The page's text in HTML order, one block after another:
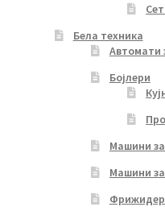
Бела техника
Автомати
Бојлери
Машини
Машини